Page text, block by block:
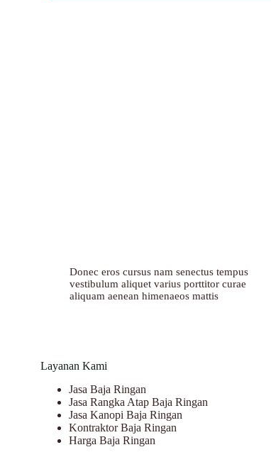
Donec eros cursus nam senectus tempus
vestibulum aliquet varius porttitor curae
aliquam aenean himenaeos mattis
Layanan Kami
Jasa Baja Ringan
Jasa Rangka Atap Baja Ringan
Jasa Kanopi Baja Ringan
Kontraktor Baja Ringan
Harga Baja Ringan